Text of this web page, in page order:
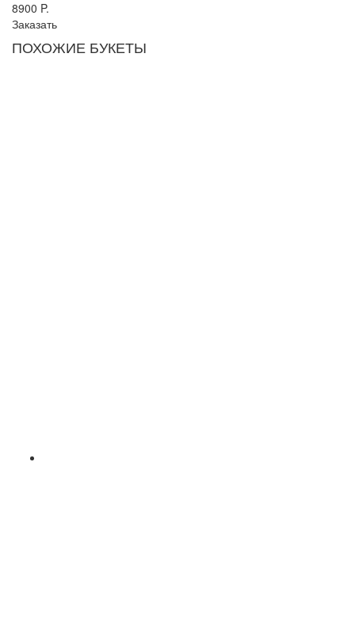
8900 P.
Заказать
ПОХОЖИЕ БУКЕТЫ